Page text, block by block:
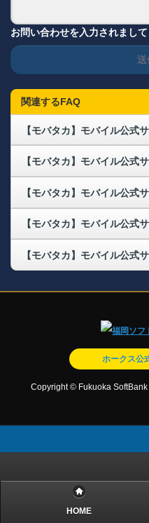
お問い合わせを入力されまし
送
関連するFAQ
ホークス公
Copyright © Fukuoka
HOME